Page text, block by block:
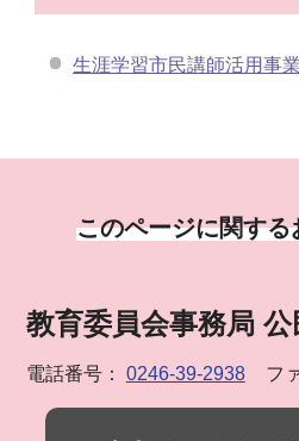
生涯学習市民講師活用事業
このページに関する
教育委員会事務局
電話番号： 0246-39-2938 フ